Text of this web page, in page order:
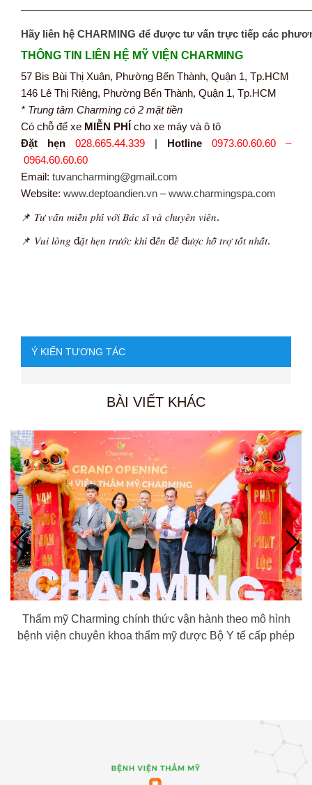
Hãy liên hệ CHARMING để được tư vấn trực tiếp các
THÔNG TIN LIÊN HỆ MỸ VIỆN CHARMING
57 Bis Bùi Thị Xuân, Phường Bến Thành, Quận 1, Tp.HCM
146 Lê Thị Riêng, Phường Bến Thành, Quận 1, Tp.HCM
* Trung tâm Charming có 2 mặt tiền
Có chỗ để xe MIỄN PHÍ cho xe máy và ô tô
Đặt hẹn
028.665.44.339 | Hotline
0973.60.60.60 –
0964.60.60.60
Email: tuvancharming@gmail.com
Website: www.deptoandien.vn –www.charmingspa.com
📌 𝑇𝑢̛ 𝑣𝑎̂́𝑛 𝑚𝑖𝑒̂̃𝑛 𝑝ℎ𝑖́ 𝑣𝑜̛́𝑖 𝐵𝑎́𝑐 𝑠𝑖̃ 𝑣𝑎̀ 𝑐ℎ𝑢𝑦𝑒̂𝑛 𝑣𝑖𝑒̂𝑛.
📌 𝑉𝑢𝑖 𝑙𝑜̀𝑛𝑔 đ𝑎̣̆𝑡 ℎ𝑒̣𝑛 𝑡𝑟𝑢̛𝑜̛́𝑐 𝑘ℎ𝑖 đ𝑒̂́𝑛 đ𝑒̂̉ đ𝑢̛𝑜̛̣𝑐 ℎ𝑜̂̃ 𝑡𝑟𝑜̛̣ 𝑡𝑜̂́𝑡 𝑛ℎ𝑎̂́𝑡.
Ý KIẾN TƯƠNG TÁC
BÀI VIẾT KHÁC
Thẩm mỹ Charming chính thức vận hành theo mô hình
bệnh viện chuyên khoa thẩm mỹ được Bộ Y tế cấp phép